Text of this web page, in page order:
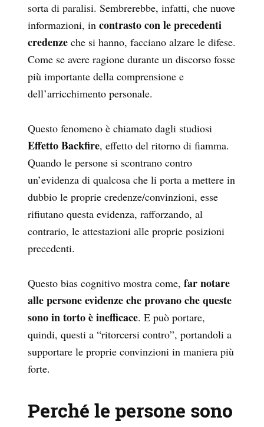
sorta di paralisi. Sembrerebbe, infatti, che nuove
informazioni, in contrasto con le precedenti
credenze che si hanno, facciano alzare le difese.
Come se avere ragione durante un discorso fosse
più importante della comprensione e
dell’arricchimento personale.
Questo fenomeno è chiamato dagli studiosi
Effetto Backfire, effetto del ritorno di fiamma.
Quando le persone si scontrano contro
un’evidenza di qualcosa che li porta a mettere in
dubbio le proprie credenze/convinzioni, esse
rifiutano questa evidenza, rafforzando, al
contrario, le attestazioni alle proprie posizioni
precedenti.
Questo bias cognitivo mostra come, far notare
alle persone evidenze che provano che queste
sono in torto è inefficace. E può portare,
quindi, questi a “ritorcersi contro”, portandoli a
supportare le proprie convinzioni in maniera più
forte.
Perché le persone sono